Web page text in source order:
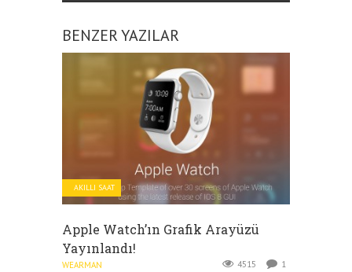
BENZER YAZILAR
AKILLI SAAT
Apple Watch’ın Grafik Arayüzü
Yayınlandı!
WEARMAN 4515 1